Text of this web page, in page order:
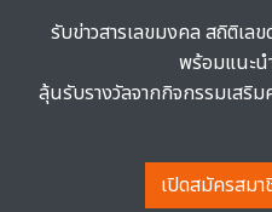
รับข่าวสารเลขมงคล สถิติเล
พร้อมแนะน
ลุ้นรับรางวัลจากกิจกรรมเสริ
เปิดสมัครสม